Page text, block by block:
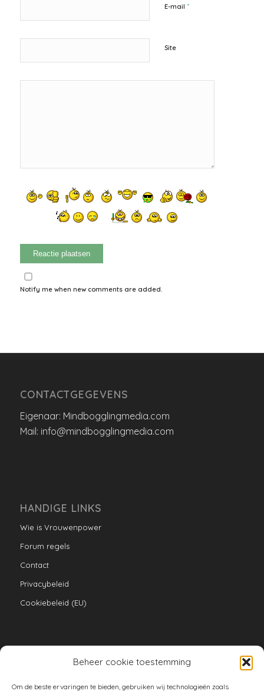
Beheer cookie toestemming
Om de beste ervaringen te bieden, gebruiken wij technologieën zoals
E-mail *
Site
Notify me when new comments are added.
CONTACTGEGEVENS
Eigenaar: Mindbogglingmedia.com
Mail: info@mindbogglingmedia.com
HANDIGE LINKS
Wie is Vrouwenpower
Forum regels
Contact
Privacybeleid
Cookiebeleid (EU)